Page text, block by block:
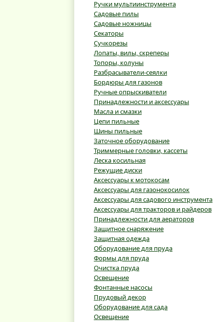
Ручки мультиинструмента
Садовые пилы
Садовые ножницы
Секаторы
Сучкорезы
Лопаты, вилы, скреперы
Топоры, колуны
Разбрасыватели-сеялки
Бордюры для газонов
Ручные опрыскиватели
Принадлежности и аксессуары
Масла и смазки
Цепи пильные
Шины пильные
Заточное оборудование
Триммерные головки, кассеты
Леска косильная
Режущие диски
Аксессуары к мотокосам
Аксессуары для газонокосилок
Аксессуары для садового инструмента
Аксессуары для тракторов и райдеров
Принадлежности для аераторов
Защитное снаряжение
Защитная одежда
Оборудование для пруда
Формы для пруда
Очистка пруда
Освещение
Фонтанные насосы
Прудовый декор
Оборудование для сада
Освещение